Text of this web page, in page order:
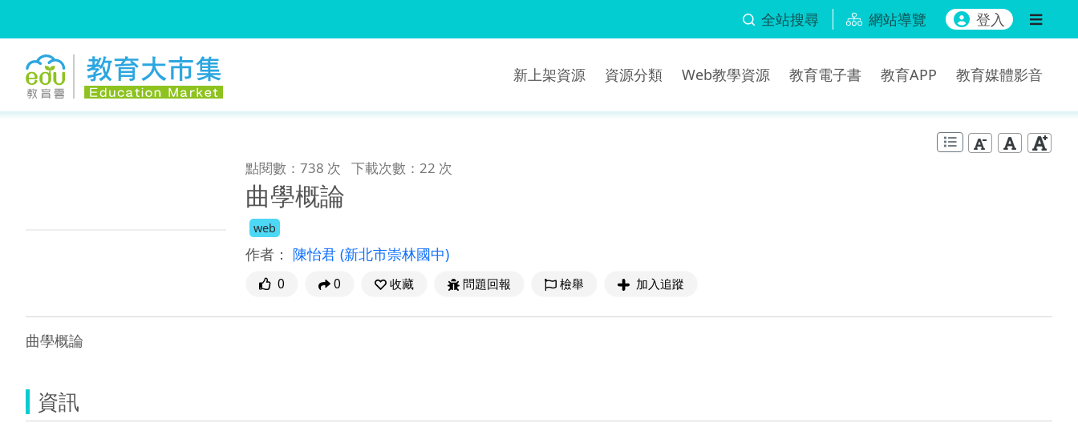
全站搜尋 網站導覽 登入
新上架資源 資源分類 Web教學資源 教育電子書 教育APP 教育媒體影音
點閱數：738 次 下載次數：22 次
曲學概論
web
作者： 陳怡君 (新北市崇林國中)
0 0 收藏 問題回報 檢舉 加入追蹤
曲學概論
資訊